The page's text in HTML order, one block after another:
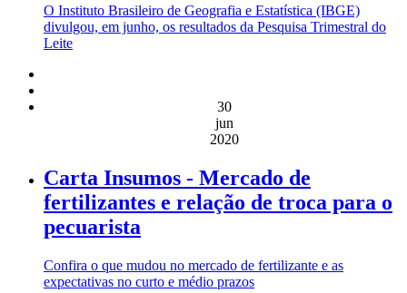
O Instituto Brasileiro de Geografia e Estatística (IBGE)
divulgou, em junho, os resultados da Pesquisa Trimestral do
Leite
30
jun
2020
Carta Insumos - Mercado de
fertilizantes e relação de troca para o
pecuarista
Confira o que mudou no mercado de fertilizante e as
expectativas no curto e médio prazos